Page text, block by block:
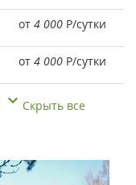
от 4 000 Р/сутки
от 4 000 Р/сутки
Скрыть все